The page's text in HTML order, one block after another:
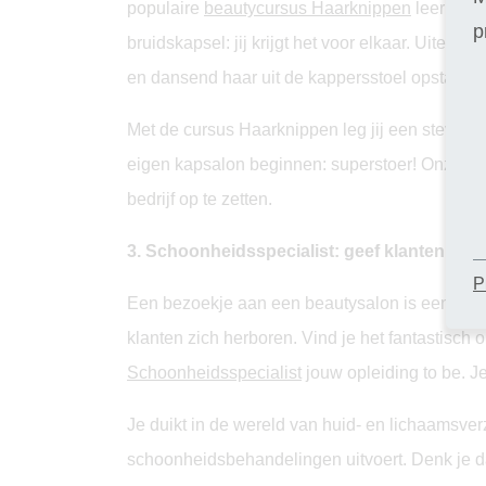
populaire beautycursus Haarknippen leer jij
bruidskapsel: jij krijgt het voor elkaar.
en dansend haar uit de kappersstoel opstaan.
Met de cursus Haarknippen leg jij een
eigen kapsalon beginnen: superstoer! Onze
bedrijf op te zetten.
3. Schoonheidsspecialist: geef klanten een
Een bezoekje aan een beautysalon is een
klanten zich herboren. Vind je het fantastisch
Schoonheidsspecialist jouw opleiding to be.
Je duikt in de wereld van huid- en
schoonheidsbehandelingen uitvoert. Denk je